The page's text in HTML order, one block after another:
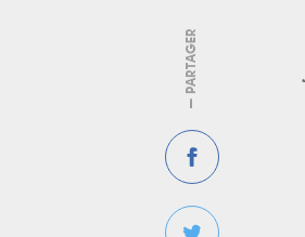
— PARTAGER